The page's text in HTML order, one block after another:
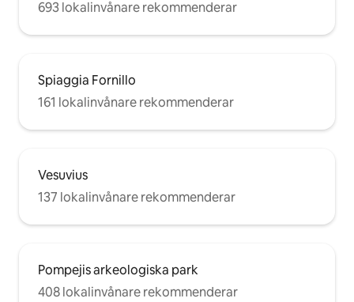
693 lokalinvånare rekommenderar
Spiaggia Fornillo
161 lokalinvånare rekommenderar
Vesuvius
137 lokalinvånare rekommenderar
Pompejis arkeologiska park
408 lokalinvånare rekommenderar